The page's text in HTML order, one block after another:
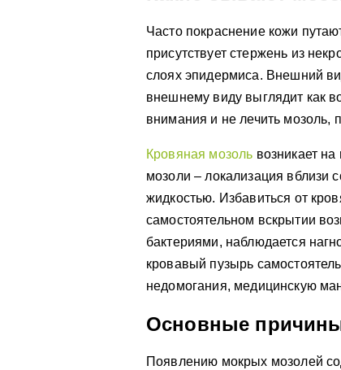
Часто покраснение кожи
присутствует стержень из
слоях эпидермиса. Внешний
внешнему виду выглядит как
внимания и не лечить мозоль,
Кровяная мозоль возникает
мозоли – локализация вблизи
жидкостью. Избавиться от
самостоятельном вскрытии
бактериями, наблюдается
кровавый пузырь
недомогания, медицинскую
Основные
Появлению мокрых мозолей